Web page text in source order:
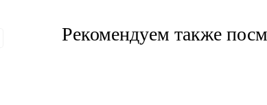
Рекомендуем также